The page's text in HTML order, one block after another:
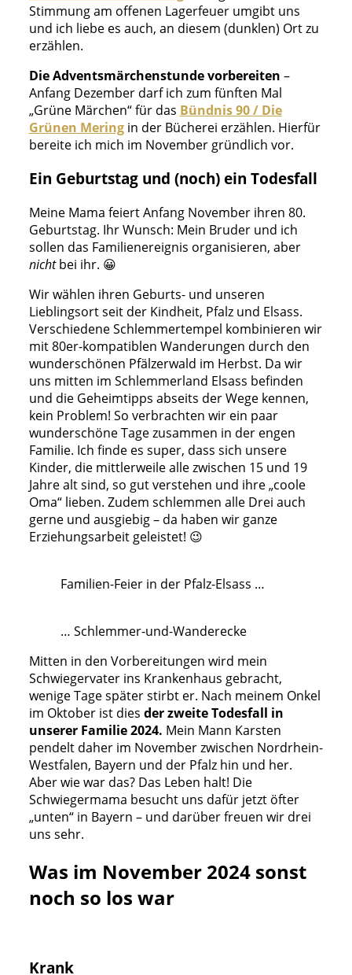
Stimmung am offenen Lagerfeuer umgibt uns
und ich liebe es auch, an diesem (dunklen) Ort zu
erzählen.
Die Adventsmärchenstunde vorbereiten –
Anfang Dezember darf ich zum fünften Mal
„Grüne Märchen“ für das Bündnis 90 / Die
Grünen Meringin der Bücherei erzählen. Hierfür
bereite ich mich im November gründlich vor.
Ein Geburtstag und (noch) ein Todesfall
Meine Mama feiert Anfang November ihren 80.
Geburtstag. Ihr Wunsch: Mein Bruder und ich
sollen das Familienereignis organisieren, aber
nichtbei ihr. 😀
Wir wählen ihren Geburts- und unseren
Lieblingsort seit der Kindheit, Pfalz und Elsass.
Verschiedene Schlemmertempel kombinieren wir
mit 80er-kompatiblen Wanderungen durch den
wunderschönen Pfälzerwald im Herbst. Da wir
uns mitten im Schlemmerland Elsass befinden
und die Geheimtipps abseits der Wege kennen,
kein Problem! So verbrachten wir ein paar
wunderschöne Tage zusammen in der engen
Familie. Ich finde es super, dass sich unsere
Kinder, die mittlerweile alle zwischen 15 und 19
Jahre alt sind, so gut verstehen und ihre „coole
Oma“ lieben. Zudem schlemmen alle Drei auch
gerne und ausgiebig – da haben wir ganze
Erziehungsarbeit geleistet! 😉
Familien-Feier in der Pfalz-Elsass …
… Schlemmer-und-Wanderecke
Mitten in den Vorbereitungen wird mein
Schwiegervater ins Krankenhaus gebracht,
wenige Tage später stirbt er. Nach meinem Onkel
im Oktober ist dies der zweite Todesfall in
unserer Familie 2024. Mein Mann Karsten
pendelt daher im November zwischen Nordrhein-
Westfalen, Bayern und der Pfalz hin und her.
Aber wie war das? Das Leben halt! Die
Schwiegermama besucht uns dafür jetzt öfter
„unten“ in Bayern – und darüber freuen wir drei
uns sehr.
Was im November 2024 sonst
noch so los war
Krank